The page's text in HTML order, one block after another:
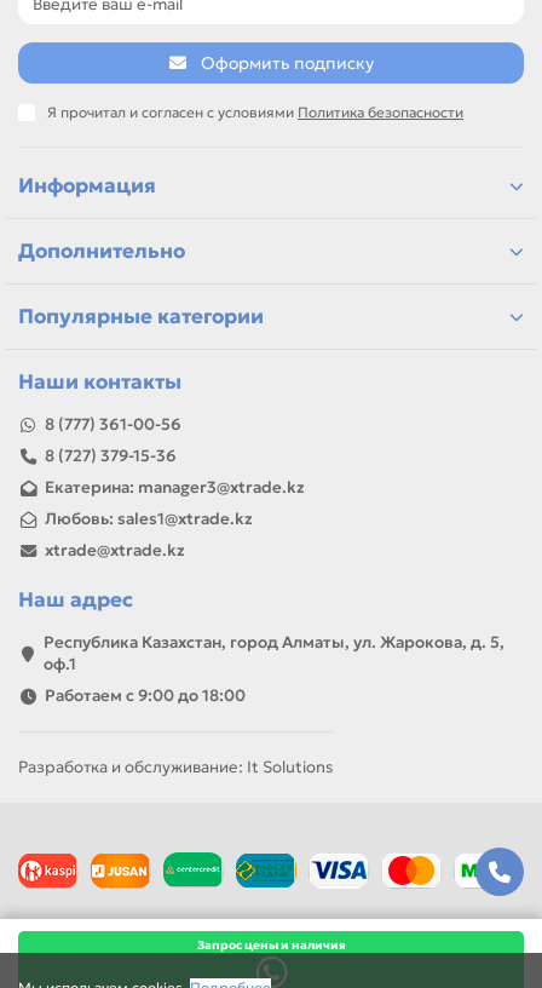
Оформить подписку
Я прочитал и согласен с условиями Политика безопасности
Информация
Дополнительно
Популярные категории
Наши контакты
8 (777) 361-00-56
8 (727) 379-15-36
Екатерина: manager3@xtrade.kz
Любовь: sales1@xtrade.kz
xtrade@xtrade.kz
Наш адрес
Республика Казахстан, город Алматы, ул. Жарокова, д. 5,
оф.1
Работаем с 9:00 до 18:00
Разработка и обслуживание: It Solutions
Запрос цены и наличия